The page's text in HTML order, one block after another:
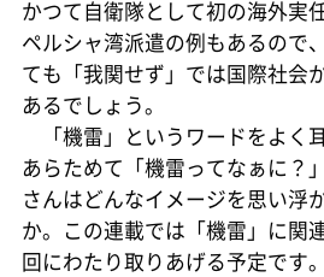
かつて自衛隊として初の海外実
ペルシャ湾派遣の例もあるので
ても「我関せず」では国際社会
あるでしょう。
「機雷」というワードをよく
あらためて「機雷ってなぁに？
さんはどんなイメージを思い浮
か。この連載では「機雷」に関
回にわたり取りあげる予定です。